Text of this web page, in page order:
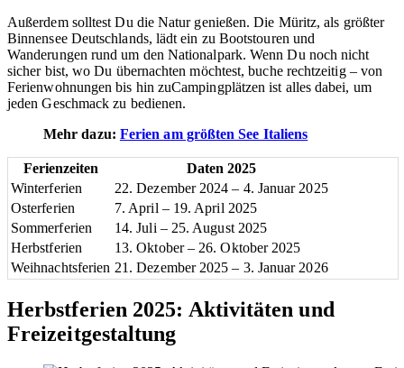
Außerdem solltest Du die Natur genießen. Die Müritz, als größter
Binnensee Deutschlands, lädt ein zu Bootstouren und
Wanderungen rund um den Nationalpark. Wenn Du noch nicht
sicher bist, wo Du übernachten möchtest, buche rechtzeitig – von
Ferienwohnungen bis hin zuCampingplätzen ist alles dabei, um
jeden Geschmack zu bedienen.
Mehr dazu: Ferien am größten See Italiens
Ferienzeiten
Daten 2025
Winterferien
22. Dezember 2024 – 4. Januar 2025
Osterferien
7. April – 19. April 2025
Sommerferien
14. Juli – 25. August 2025
Herbstferien
13. Oktober – 26. Oktober 2025
Weihnachtsferien 21. Dezember 2025 – 3. Januar 2026
Herbstferien 2025: Aktivitäten und
Freizeitgestaltung